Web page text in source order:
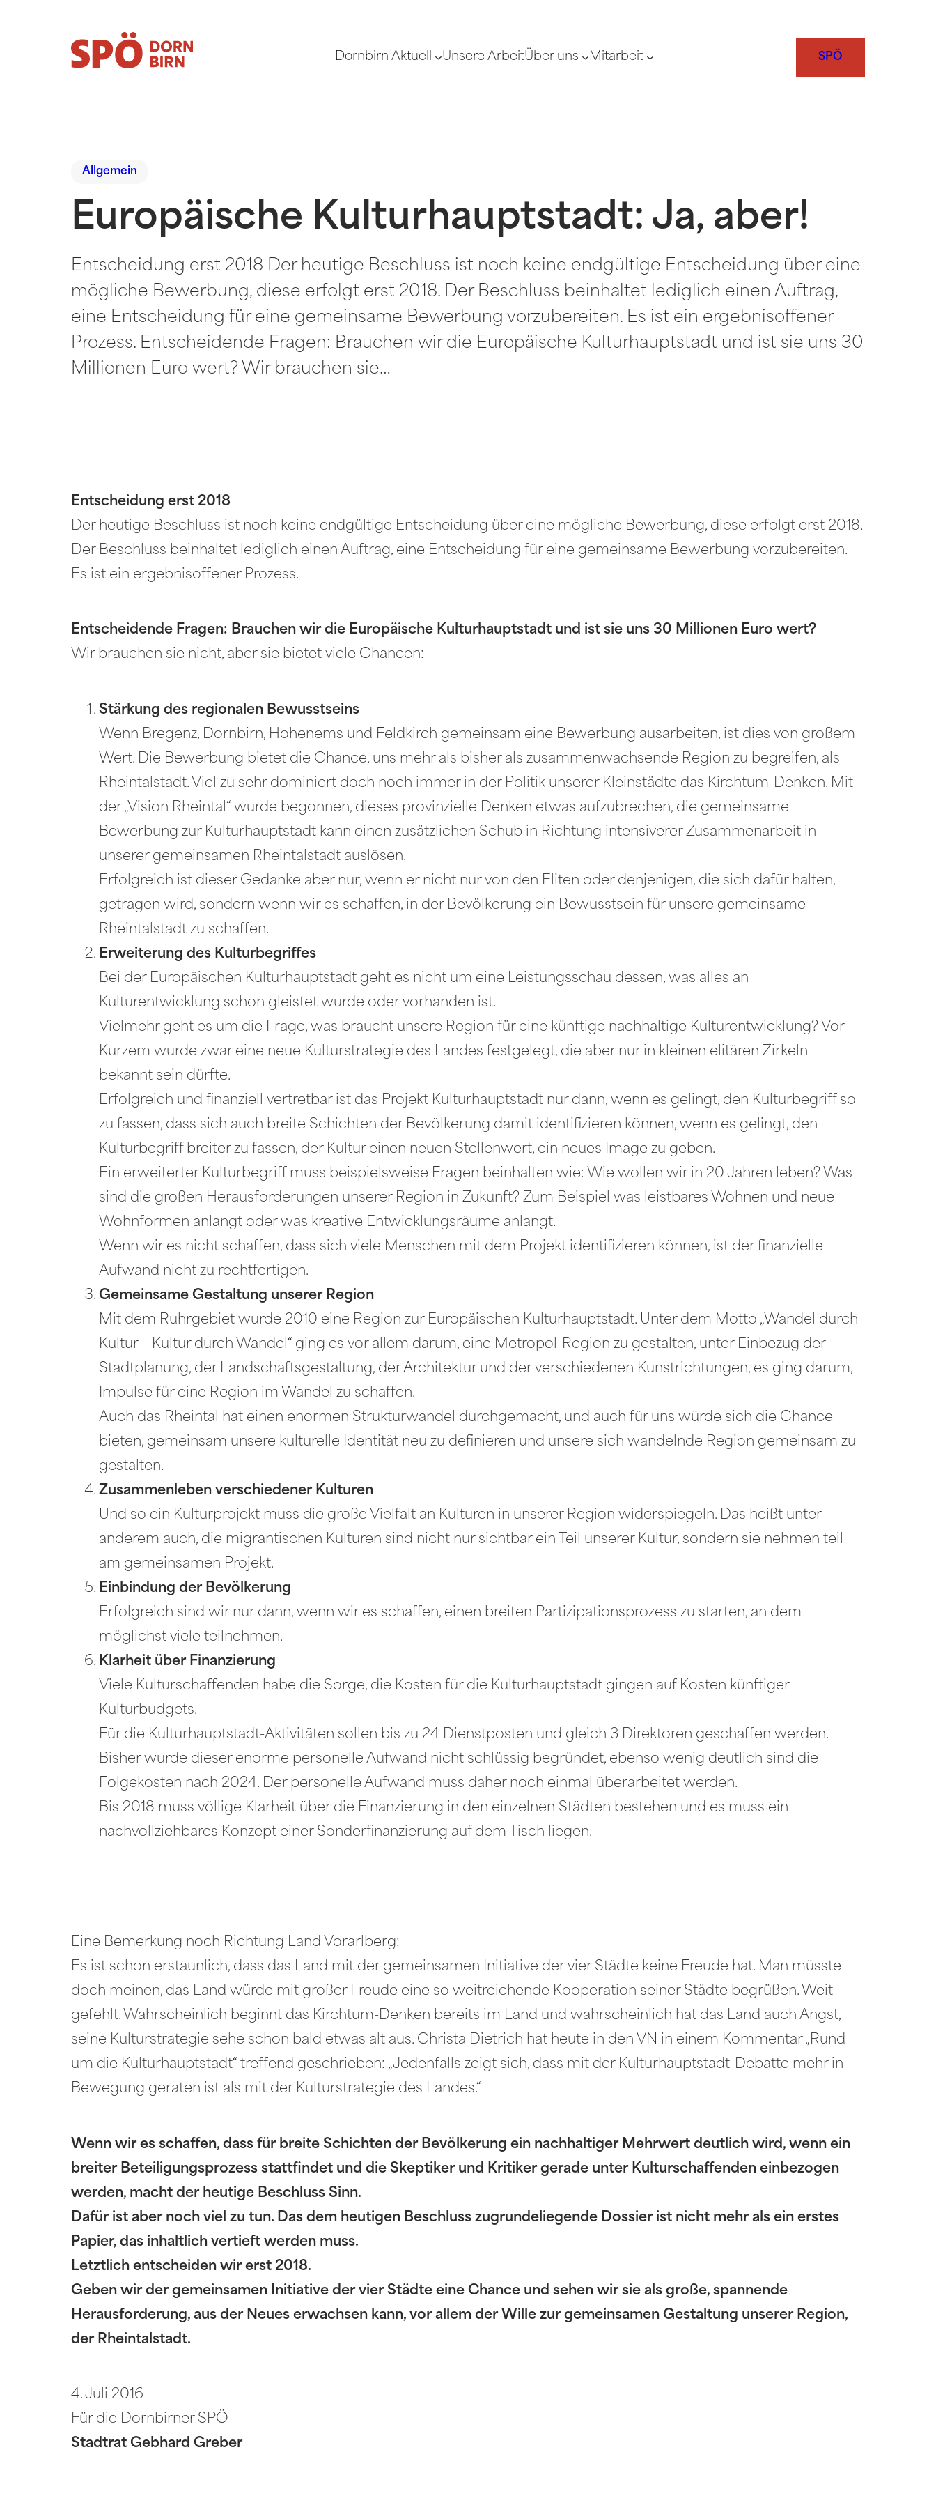
Dornbirn Aktuell Unsere ArbeitÜber uns Mitarbeit SPÖ
Allgemein
Europäische Kulturhauptstadt: Ja, aber!
Entscheidung erst 2018 Der heutige Beschluss ist noch keine endgültige Entscheidung über eine
mögliche Bewerbung, diese erfolgt erst 2018. Der Beschluss beinhaltet lediglich einen Auftrag,
eine Entscheidung für eine gemeinsame Bewerbung vorzubereiten. Es ist ein ergebnisoffener
Prozess. Entscheidende Fragen: Brauchen wir die Europäische Kulturhauptstadt und ist sie uns 30
Millionen Euro wert? Wir brauchen sie…
Entscheidung erst 2018
Der heutige Beschluss ist noch keine endgültige Entscheidung über eine mögliche Bewerbung, diese erfolgt erst 2018.
Der Beschluss beinhaltet lediglich einen Auftrag, eine Entscheidung für eine gemeinsame Bewerbung vorzubereiten.
Es ist ein ergebnisoffener Prozess.
Entscheidende Fragen: Brauchen wir die Europäische Kulturhauptstadt und ist sie uns 30 Millionen Euro wert?
Wir brauchen sie nicht, aber sie bietet viele Chancen:
Stärkung des regionalen Bewusstseins
Wenn Bregenz, Dornbirn, Hohenems und Feldkirch gemeinsam eine Bewerbung ausarbeiten, ist dies von großem
Wert. Die Bewerbung bietet die Chance, uns mehr als bisher als zusammenwachsende Region zu begreifen, als
Rheintalstadt. Viel zu sehr dominiert doch noch immer in der Politik unserer Kleinstädte das Kirchtum-Denken. Mit
der „Vision Rheintal“ wurde begonnen, dieses provinzielle Denken etwas aufzubrechen, die gemeinsame
Bewerbung zur Kulturhauptstadt kann einen zusätzlichen Schub in Richtung intensiverer Zusammenarbeit in
unserer gemeinsamen Rheintalstadt auslösen.
Erfolgreich ist dieser Gedanke aber nur, wenn er nicht nur von den Eliten oder denjenigen, die sich dafür halten,
getragen wird, sondern wenn wir es schaffen, in der Bevölkerung ein Bewusstsein für unsere gemeinsame
Rheintalstadt zu schaffen.
Erweiterung des Kulturbegriffes
Bei der Europäischen Kulturhauptstadt geht es nicht um eine Leistungsschau dessen, was alles an
Kulturentwicklung schon gleistet wurde oder vorhanden ist.
Vielmehr geht es um die Frage, was braucht unsere Region für eine künftige nachhaltige Kulturentwicklung? Vor
Kurzem wurde zwar eine neue Kulturstrategie des Landes festgelegt, die aber nur in kleinen elitären Zirkeln
bekannt sein dürfte.
Erfolgreich und finanziell vertretbar ist das Projekt Kulturhauptstadt nur dann, wenn es gelingt, den Kulturbegriff so
zu fassen, dass sich auch breite Schichten der Bevölkerung damit identifizieren können, wenn es gelingt, den
Kulturbegriff breiter zu fassen, der Kultur einen neuen Stellenwert, ein neues Image zu geben.
Ein erweiterter Kulturbegriff muss beispielsweise Fragen beinhalten wie: Wie wollen wir in 20 Jahren leben? Was
sind die großen Herausforderungen unserer Region in Zukunft? Zum Beispiel was leistbares Wohnen und neue
Wohnformen anlangt oder was kreative Entwicklungsräume anlangt.
Wenn wir es nicht schaffen, dass sich viele Menschen mit dem Projekt identifizieren können, ist der finanzielle
Aufwand nicht zu rechtfertigen.
Gemeinsame Gestaltung unserer Region
Mit dem Ruhrgebiet wurde 2010 eine Region zur Europäischen Kulturhauptstadt. Unter dem Motto „Wandel durch
Kultur – Kultur durch Wandel“ ging es vor allem darum, eine Metropol-Region zu gestalten, unter Einbezug der
Stadtplanung, der Landschaftsgestaltung, der Architektur und der verschiedenen Kunstrichtungen, es ging darum,
Impulse für eine Region im Wandel zu schaffen.
Auch das Rheintal hat einen enormen Strukturwandel durchgemacht, und auch für uns würde sich die Chance
bieten, gemeinsam unsere kulturelle Identität neu zu definieren und unsere sich wandelnde Region gemeinsam zu
gestalten.
Zusammenleben verschiedener Kulturen
Und so ein Kulturprojekt muss die große Vielfalt an Kulturen in unserer Region widerspiegeln. Das heißt unter
anderem auch, die migrantischen Kulturen sind nicht nur sichtbar ein Teil unserer Kultur, sondern sie nehmen teil
am gemeinsamen Projekt.
Einbindung der Bevölkerung
Erfolgreich sind wir nur dann, wenn wir es schaffen, einen breiten Partizipationsprozess zu starten, an dem
möglichst viele teilnehmen.
Klarheit über Finanzierung
Viele Kulturschaffenden habe die Sorge, die Kosten für die Kulturhauptstadt gingen auf Kosten künftiger
Kulturbudgets.
Für die Kulturhauptstadt-Aktivitäten sollen bis zu 24 Dienstposten und gleich 3 Direktoren geschaffen werden.
Bisher wurde dieser enorme personelle Aufwand nicht schlüssig begründet, ebenso wenig deutlich sind die
Folgekosten nach 2024. Der personelle Aufwand muss daher noch einmal überarbeitet werden.
Bis 2018 muss völlige Klarheit über die Finanzierung in den einzelnen Städten bestehen und es muss ein
nachvollziehbares Konzept einer Sonderfinanzierung auf dem Tisch liegen.
Eine Bemerkung noch Richtung Land Vorarlberg:
Es ist schon erstaunlich, dass das Land mit der gemeinsamen Initiative der vier Städte keine Freude hat. Man müsste
doch meinen, das Land würde mit großer Freude eine so weitreichende Kooperation seiner Städte begrüßen. Weit
gefehlt. Wahrscheinlich beginnt das Kirchtum-Denken bereits im Land und wahrscheinlich hat das Land auch Angst,
seine Kulturstrategie sehe schon bald etwas alt aus. Christa Dietrich hat heute in den VN in einem Kommentar „Rund
um die Kulturhauptstadt“ treffend geschrieben: „Jedenfalls zeigt sich, dass mit der Kulturhauptstadt-Debatte mehr in
Bewegung geraten ist als mit der Kulturstrategie des Landes.“
Wenn wir es schaffen, dass für breite Schichten der Bevölkerung ein nachhaltiger Mehrwert deutlich wird, wenn ein
breiter Beteiligungsprozess stattfindet und die Skeptiker und Kritiker gerade unter Kulturschaffenden einbezogen
werden, macht der heutige Beschluss Sinn.
Dafür ist aber noch viel zu tun. Das dem heutigen Beschluss zugrundeliegende Dossier ist nicht mehr als ein erstes
Papier, das inhaltlich vertieft werden muss.
Letztlich entscheiden wir erst 2018.
Geben wir der gemeinsamen Initiative der vier Städte eine Chance und sehen wir sie als große, spannende
Herausforderung, aus der Neues erwachsen kann, vor allem der Wille zur gemeinsamen Gestaltung unserer Region,
der Rheintalstadt.
4. Juli 2016
Für die Dornbirner SPÖ
Stadtrat Gebhard Greber